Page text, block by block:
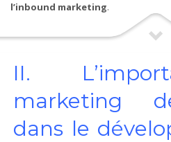
l’inbound marketing.
II.
marketing
dans le